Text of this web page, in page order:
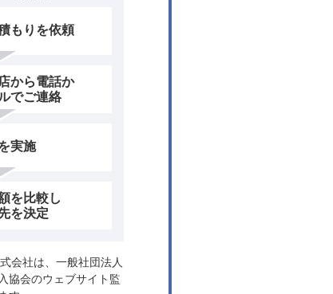
もりを依頼
から電話か
でご連絡
実施
を比較し
を決定
会社は、一般社団法人
協会のウェブサイト監